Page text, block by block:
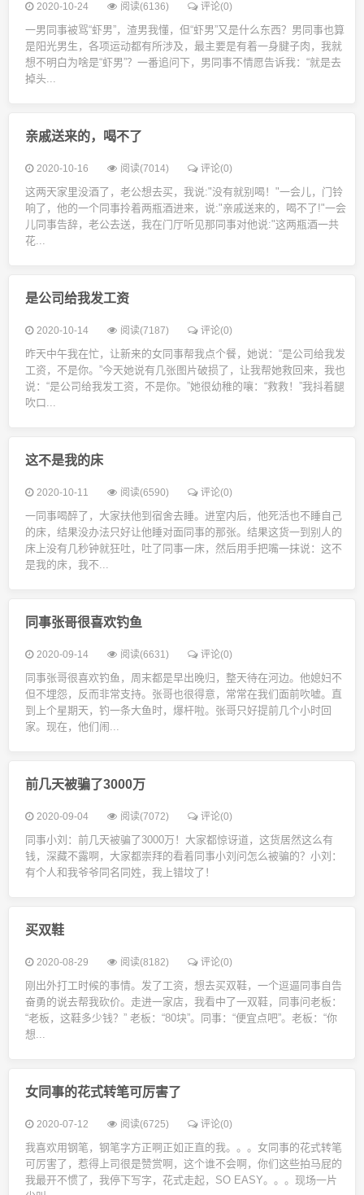
2020-10-24 阅读(6136) 评论(0)
一男同事被骂“虾男”，渣男我懂，但“虾男”又是什么东西？男同事也算
是阳光男生，各项运动都有所涉及，最主要是有着一身腱子肉，我就
想不明白为啥是“虾男”？一番追问下，男同事不情愿告诉我：“就是去
掉头...
亲戚送来的，喝不了
2020-10-16 阅读(7014) 评论(0)
这两天家里没酒了，老公想去买，我说:"没有就别喝！"一会儿，门铃
响了，他的一个同事拎着两瓶酒进来，说:"亲戚送来的，喝不了!"一会
儿同事告辞，老公去送，我在门厅听见那同事对他说:"这两瓶酒一共
花...
是公司给我发工资
2020-10-14 阅读(7187) 评论(0)
昨天中午我在忙，让新来的女同事帮我点个餐，她说：“是公司给我发
工资，不是你。”今天她说有几张图片破损了，让我帮她救回来，我也
说：“是公司给我发工资，不是你。”她很幼稚的嚷：“救救！”我抖着腿
吹口...
这不是我的床
2020-10-11 阅读(6590) 评论(0)
一同事喝醉了，大家扶他到宿舍去睡。进室内后，他死活也不睡自己
的床，结果没办法只好让他睡对面同事的那张。结果这货一到别人的
床上没有几秒钟就狂吐，吐了同事一床，然后用手把嘴一抹说：这不
是我的床，我不...
同事张哥很喜欢钓鱼
2020-09-14 阅读(6631) 评论(0)
同事张哥很喜欢钓鱼，周末都是早出晚归，整天待在河边。他媳妇不
但不埋怨，反而非常支持。张哥也很得意，常常在我们面前吹嘘。直
到上个星期天，钓一条大鱼时，爆杆啦。张哥只好提前几个小时回
家。现在，他们闹...
前几天被骗了3000万
2020-09-04 阅读(7072) 评论(0)
同事小刘：前几天被骗了3000万！大家都惊讶道，这货居然这么有
钱，深藏不露啊，大家都崇拜的看着同事小刘问怎么被骗的？小刘：
有个人和我爷爷同名同姓，我上错坟了！
买双鞋
2020-08-29 阅读(8182) 评论(0)
刚出外打工时候的事情。发了工资，想去买双鞋，一个逗逼同事自告
奋勇的说去帮我砍价。走进一家店，我看中了一双鞋，同事问老板：
“老板，这鞋多少钱？” 老板：“80块”。同事：“便宜点吧”。老板：“你
想...
女同事的花式转笔可厉害了
2020-07-12 阅读(6725) 评论(0)
我喜欢用钢笔，钢笔字方正啊正如正直的我。。。女同事的花式转笔
可厉害了，惹得上司很是赞赏啊，这个谁不会啊，你们这些拍马屁的
我最开不惯了，我停下写字，花式走起，SO EASY。。。现场一片